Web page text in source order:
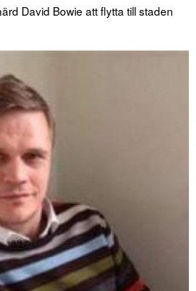
David Bowie att flytta till staden